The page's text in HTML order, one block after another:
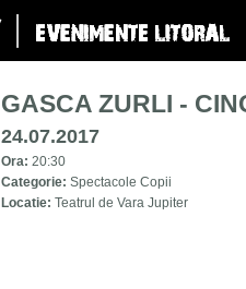
GASCA ZURLI -
24.07.2017
Ora: 20:30
Categorie: Spectacole Copii
Locatie: Teatrul de Vara Jupiter